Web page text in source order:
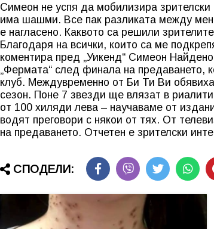
Симеон не успя да мобилизира
има шашми. Все пак разликата между
е нагласено. Каквото са решили
Благодаря на всички, които са ме
коментира пред „Уикенд“ Симеон
„Фермата“ след финала на предаването,
клуб. Междувременно от Би Ти Ви
сезон. Поне 7 звезди ще влязат в
от 100 хиляди лева – научаваме от
водят преговори с някои от тях. От
на предаването. Отчетен е зрителски
СПОДЕЛИ: